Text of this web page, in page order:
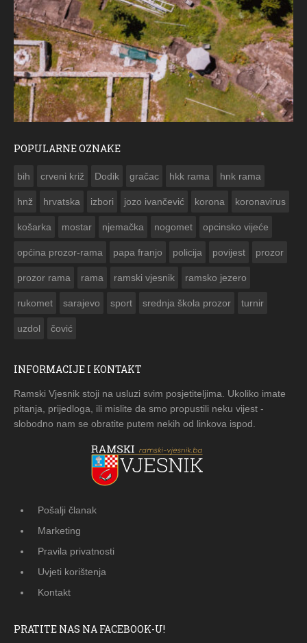
POPULARNE OZNAKE
bih crveni križ Dodik gračac hkk rama hnk rama
hnž hrvatska izbori jozo ivančević korona koronavirus
košarka mostar njemačka nogomet opcinsko vijeće
općina prozor-rama papa franjo policija povijest prozor
prozor rama rama ramski vjesnik ramsko jezero
rukomet sarajevo sport srednja škola prozor turnir
uzdol čović
INFORMACIJE I KONTAKT
Ramski Vjesnik stoji na usluzi svim posjetiteljima. Ukoliko imate
pitanja, prijedloga, ili mislite da smo propustili neku vijest -
slobodno nam se obratite putem nekih od linkova ispod.
Pošalji članak
Marketing
Pravila privatnosti
Uvjeti korištenja
Kontakt
PRATITE NAS NA FACEBOOK-U!